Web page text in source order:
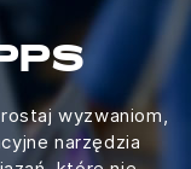
wyzwaniom,
narzędzia